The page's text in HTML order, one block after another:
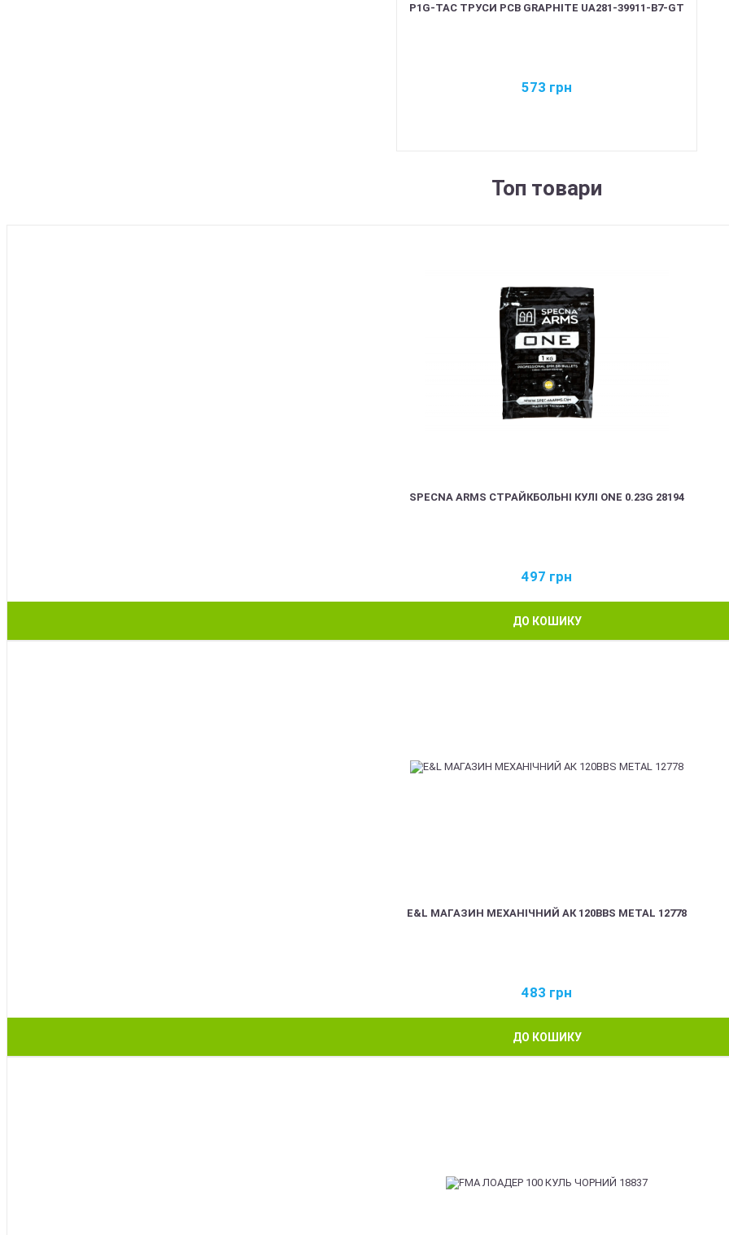
P1G-TAC ТРУСИ PCB GRAPHITE UA281-39911-B7-GT
573 грн
Топ товари
SPECNA ARMS СТРАЙКБОЛЬНІ КУЛІ ONE 0.23G 28194
497 грн
ДО КОШИКУ
E&L МАГАЗИН МЕХАНІЧНИЙ АК 120BBS METAL 12778
483 грн
ДО КОШИКУ